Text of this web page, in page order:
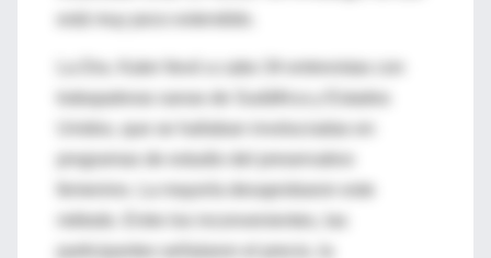
programas de estudio del preservativo
femenino. La mayoría desaprobaron este